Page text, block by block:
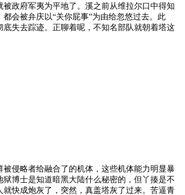
政府军夷为平地了。溪之前从维拉尔口中得知
都会被弁庆以“关你屁事”为由给忽悠过去。此
失去踪迹。正聊着呢，不知名部队就朝着塔这
侵略者给融合了的机体，这些机体能力明显暴
博士是知道暗黑大陆什么秘密的，但丫揍是不
快成炮灰了，突然，真盖塔灰了过来。苦逼青